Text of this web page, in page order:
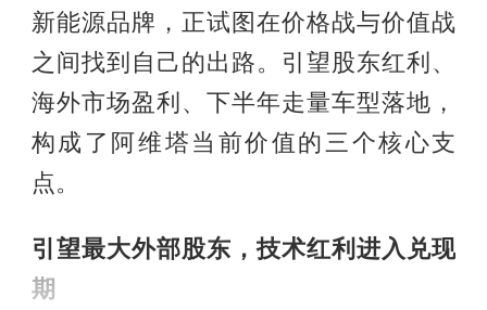
新能源品牌，正试图在价格战与价值战
之间找到自己的出路。引望股东红利、
海外市场盈利、下半年走量车型落地，
构成了阿维塔当前价值的三个核心支
点。
引望最大外部股东，技术红利进入兑现
期